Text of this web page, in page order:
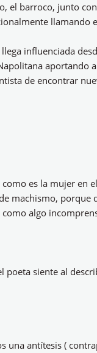
el barroco, junto
llamando
influenciada
aportando
de encontrar
es la mujer en
machismo,
algo
poeta siente al
una antítesis (